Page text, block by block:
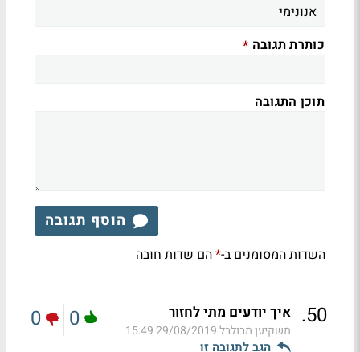
כותרת תגובה *
תוכן התגובה
הוסף תגובה
השדות המסומנים ב-*הם שדות חובה
50
. איך יודעים מתי לחזור
משקיען מבולבל29/08/2019 15:49
הגב לתגובה זו
0
0